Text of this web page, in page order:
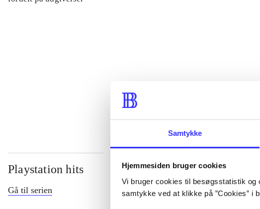
Samtykke
Hjemmesiden bruger cookies
Vi bruger cookies til besøgsstatistik
samtykke ved at klikke på ”Cookies” i
Playstation hits
Gå til serien